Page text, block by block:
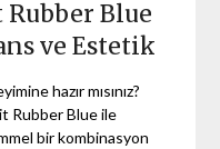
Rubber Blue
ve Estetik
hazır mısınız?
Rubber Blue ile
bir kombinasyon